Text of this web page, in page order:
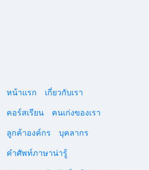
หน้าแรก
เกี่ยวกับเรา
คอร์สเรียน
คนเก่งของเรา
ลูกค้าองค์กร
บุคลากร
คําศัพท์ภาษาน่ารู้